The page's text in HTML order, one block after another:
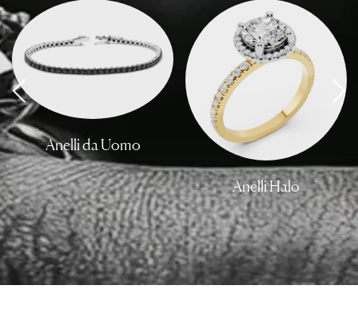
Anelli da Uomo
Anelli Halo